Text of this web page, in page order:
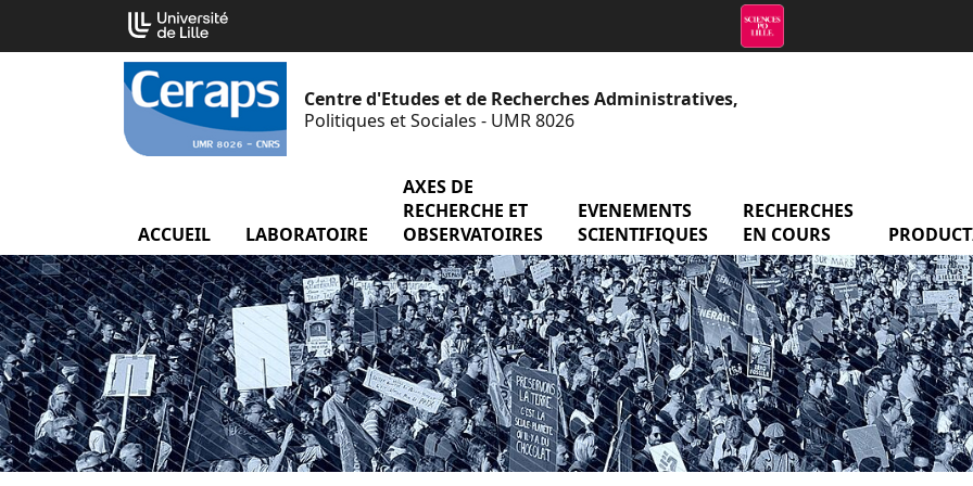
contenu
Centre d'Etudes et de Recherches Administratives,
Politiques et Sociales - UMR 8026
ACCUEIL LABORATOIRE menu Laboratoire
AXES DE
RECHERCHE ET
OBSERVATOIRES
EVENEMENTS
SCIENTIFIQUES
menu Evenements
RECHERCHES
EN COURS
Cookies management panel